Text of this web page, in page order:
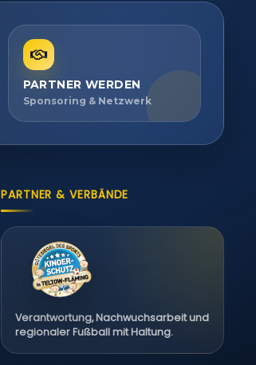
PARTNER WERDEN
Sponsoring & Netzwerk
PARTNER & VERBÄNDE
Verantwortung, Nachwuchsarbeit und
regionaler Fußball mit Haltung.